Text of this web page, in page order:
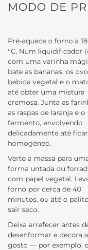
MODO DE
Pré-aquece o forno a
°C. Num liquidificador
com uma varinha
bate as bananas, os
bebida vegetal e o
até obter uma mistura
cremosa. Junta as
as raspas de laranja e o
fermento, envolvendo
delicadamente até ficar
homogéneo.
Verte a massa para
forma untada ou
com papel vegetal.
forno por cerca de 40
minutos, ou até o palito
sair seco.
Deixa arrefecer antes
desenformar e decora a
gosto — por exemplo,